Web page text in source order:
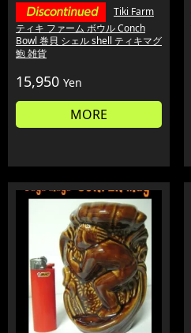
Tiki Farm
ティキ ファーム ボウル Conch
Bowl 巻貝 シェル shell ティキマグ
鮑 雑貨
15,950 Yen
MORE